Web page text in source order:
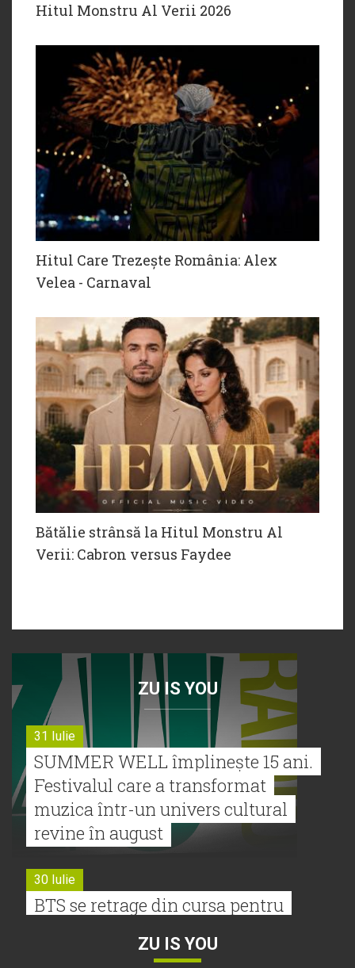
Hitul Monstru Al Verii 2026
Hitul Care Trezește România: Alex
Velea - Carnaval
Bătălie strânsă la Hitul Monstru Al
Verii: Cabron versus Faydee
ZU IS YOU
31 Iulie
SUMMER WELL împlinește 15 ani.
Festivalul care a transformat
muzica într-un univers cultural
revine în august
30 Iulie
BTS se retrage din cursa pentru
ZU IS YOU